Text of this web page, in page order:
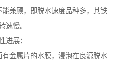
兼顾，即脱水速度品种多，其铁
速慢。
进展：
金属片的水膜，浸泡在良源脱水